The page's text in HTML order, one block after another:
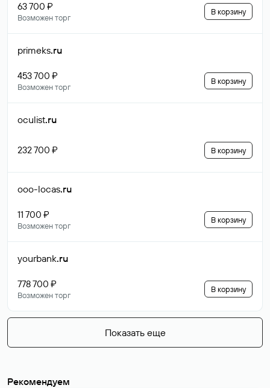
63 700 ₽
Возможен торг
В корзину
primeks.ru
453 700 ₽
Возможен торг
В корзину
oculist.ru
232 700 ₽ В корзину
ooo-locas.ru
11 700 ₽
Возможен торг
В корзину
yourbank.ru
778 700 ₽
Возможен торг
В корзину
Показать еще
Рекомендуем